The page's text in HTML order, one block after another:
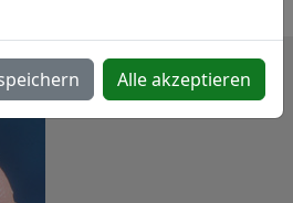
Alle akzeptieren